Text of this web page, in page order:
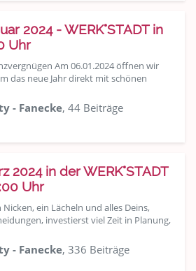
2024 - WERK°STADT in
Uhr
Am 06.01.2024 öffnen wir
das neue Jahr direkt mit schönen
- Fanecke, 44 Beiträge
2024 in der WERK°STADT
Uhr
Nicken, ein Lächeln und alles Deins,
investierst viel Zeit in Planung,
- Fanecke, 336 Beiträge